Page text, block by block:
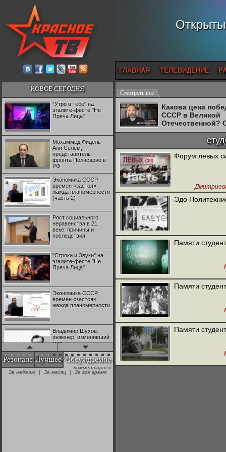
ГЛАВНАЯ ТЕЛЕВИДЕНИЕ
НОВОЕ СЕГОДНЯ
"Утро в тебе" на
эгалите-фесте "Не
Пряча Лица"
Мохаммед Фидель
Али Селем,
представитель
фронта Полисарио в
РФ
Экономика СССР
времен «застоя»:
жажда планомерности
(часть 2)
Рост социального
неравенства в 21
веке: причины и
последствия
"Строки и Звуки" на
эгалите-фесте "Не
Пряча Лица"
Экономика СССР
времен «застоя»:
жажда планомерности
Владимир Шухов:
инженер, изменивший
мир
"Аркадий Коц" на
эгалите-фесте "Не
Резонанс Лучшее Обсуждаемое
комментариев:
За неделю
| За месяц | За все время
Смотреть все
Какова цена
СССР в Великой
Отечественной?
Двуреченский о
Форум левых
Эдо
Памяти
Памяти
Памяти